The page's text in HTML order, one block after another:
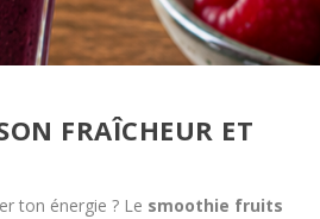
FRAÎCHEUR ET
ton énergie ? Le smoothie fruits